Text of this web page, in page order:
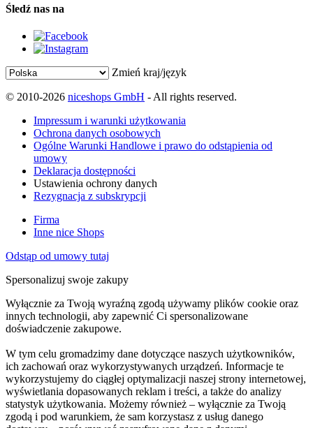
Śledź nas na
Zmień kraj/język
© 2010-2026 niceshops GmbH - All rights reserved.
Impressum i warunki użytkowania
Ochrona danych osobowych
Ogólne Warunki Handlowe i prawo do odstąpienia od
umowy
Deklaracja dostępności
Ustawienia ochrony danych
Rezygnacja z subskrypcji
Firma
Inne nice Shops
Odstąp od umowy tutaj
Spersonalizuj swoje zakupy
Wyłącznie za Twoją wyraźną zgodą używamy plików cookie oraz
innych technologii, aby zapewnić Ci spersonalizowane
doświadczenie zakupowe.
W tym celu gromadzimy dane dotyczące naszych użytkowników,
ich zachowań oraz wykorzystywanych urządzeń. Informacje te
wykorzystujemy do ciągłej optymalizacji naszej strony internetowej,
wyświetlania dopasowanych reklam i treści, a także do analizy
statystyk użytkowania. Możemy również – wyłącznie za Twoją
zgodą i pod warunkiem, że sam korzystasz z usług danego